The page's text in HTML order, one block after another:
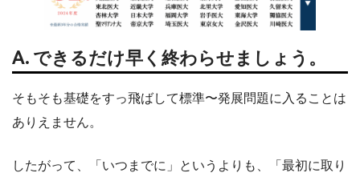
A. できるだけ早く終わらせましょう。
そもそも基礎をすっ飛ばして標準〜発展問題に入ることは
ありえません。
したがって、「いつまでに」というよりも、「最初に取り